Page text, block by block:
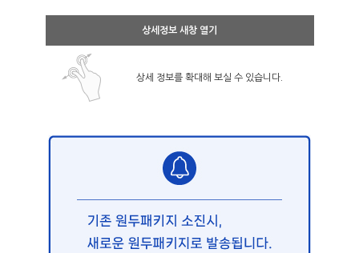
상세정보 새창 열기
상세 정보를 확대해 보실 수 있습니다.